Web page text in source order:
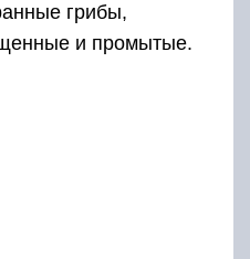
грибы,
и промытые.